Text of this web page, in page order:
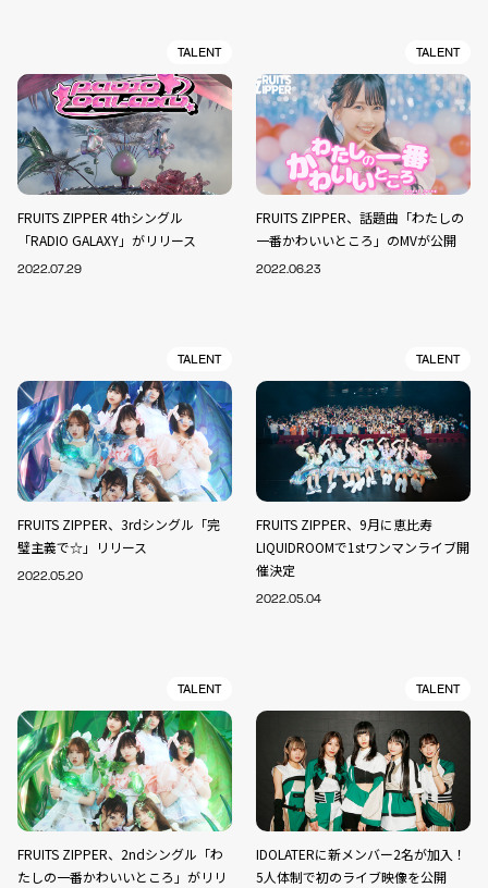
TALENT
FRUITS ZIPPER 4thシングル
「RADIO GALAXY」がリリース
2022.07.29
TALENT
FRUITS ZIPPER、話題曲「わたしの
一番かわいいところ」のMVが公開
2022.06.23
TALENT
FRUITS ZIPPER、3rdシングル「完
璧主義で☆」リリース
2022.05.20
TALENT
FRUITS ZIPPER、9月に恵比寿
LIQUIDROOMで1stワンマンライブ開
催決定
2022.05.04
TALENT
FRUITS ZIPPER、2ndシングル「わ
たしの一番かわいいところ」がリリ
TALENT
IDOLATERに新メンバー2名が加入！
5人体制で初のライブ映像を公開